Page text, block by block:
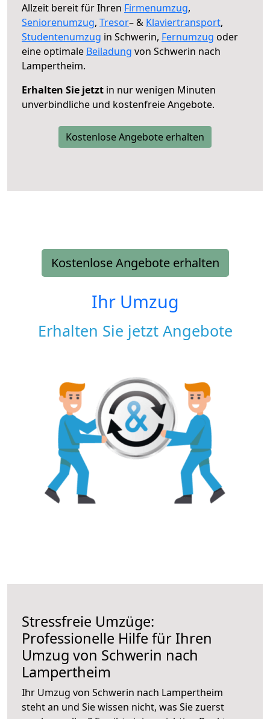
Allzeit bereit für Ihren Firmenumzug,
Seniorenumzug, Tresor– & Klaviertransport,
Studentenumzug in Schwerin, Fernumzug oder
eine optimale Beiladung von Schwerin nach
Lampertheim.
Erhalten Sie jetzt in nur wenigen Minuten
unverbindliche und kostenfreie Angebote.
Kostenlose Angebote erhalten
Kostenlose Angebote erhalten
Ihr Umzug
Erhalten Sie jetzt Angebote
Stressfreie Umzüge:
Professionelle Hilfe für Ihren
Umzug von Schwerin nach
Lampertheim
Ihr Umzug von Schwerin nach Lampertheim
steht an und Sie wissen nicht, was Sie zuerst